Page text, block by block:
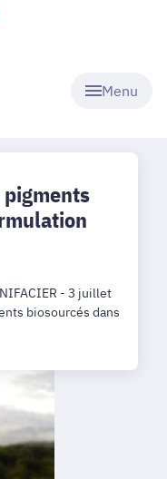
Menu
- 3 juillet
biosourcés dans